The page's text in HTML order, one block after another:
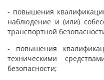
- повышения
наблюдение и (или)
транспортной
- повышения
техническими
безопасности;